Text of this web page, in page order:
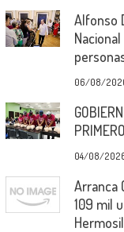
Alfonso
06/08/
04/08/
Arranca
109 mil